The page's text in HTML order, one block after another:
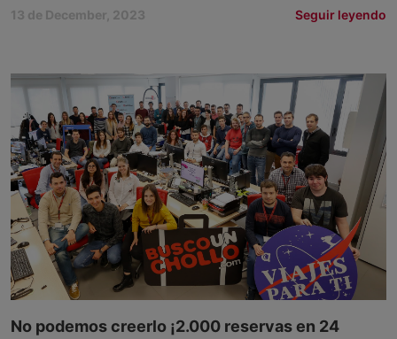
13 de December, 2023 Seguir leyendo
No podemos creerlo ¡2.000 reservas en 24